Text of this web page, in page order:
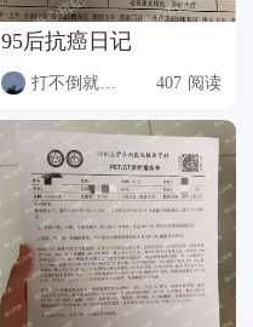
95后抗癌日记
打不倒就更强 407 阅读